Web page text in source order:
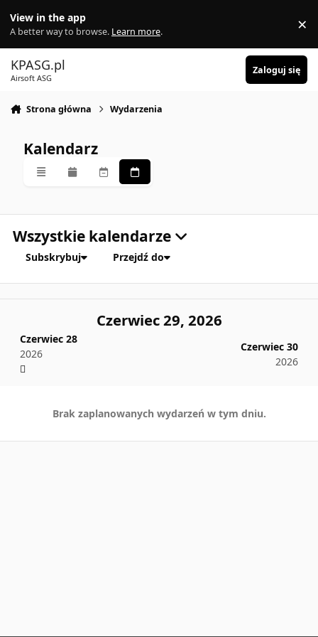
View in the app
A better way to browse. Learn more. ×
KPASG.pl
Airsoft ASG
Zaloguj się
Strona główna Wydarzenia
Kalendarz
PrzeglądMiesięcznyTygodniowyCodzienny
Wszystkie kalendarze
Subskrybuj Przejdź do
Czerwiec 28
2026
Czerwiec 29, 2026
Czerwiec 30
2026
Brak zaplanowanych wydarzeń w tym dniu.